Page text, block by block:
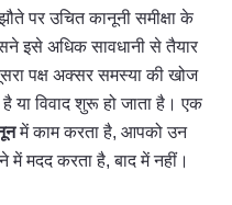
पर उचित कानूनी समीक्षा के
इसे अधिक सावधानी से तैयार
पक्ष अक्सर समस्या की खोज
या विवाद शुरू हो जाता है। एक
में काम करता है, आपको उन
मदद करता है, बाद में नहीं।